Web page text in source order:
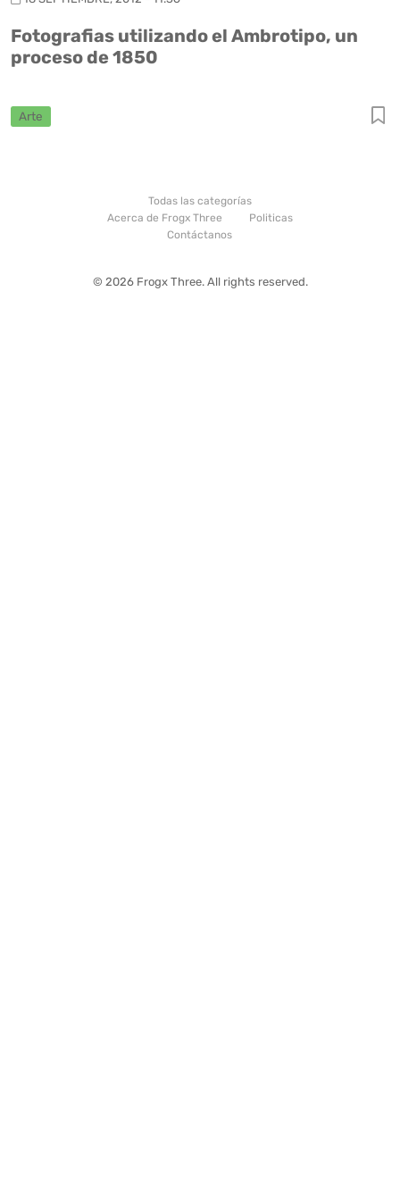
Fotografias utilizando el Ambrotipo, un
proceso de 1850
Arte
Todas las categorías
Acerca de Frogx Three
Politicas
Contáctanos
© 2026 Frogx Three. All rights reserved.